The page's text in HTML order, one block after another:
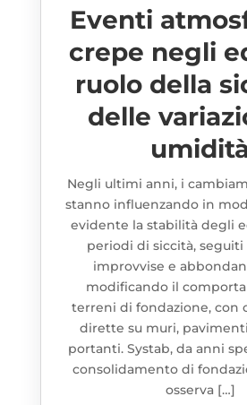
Eventi
crepe negli
ruolo della
delle
Negli ultimi anni, i
stanno influenzando in
evidente la stabilità degli
periodi di siccità,
improvvise e
modificando il
terreni di fondazione, con
dirette su muri,
portanti. Systab, da anni
consolidamento di
osserva […]